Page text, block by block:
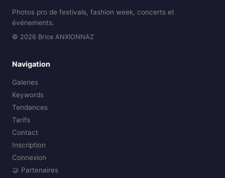
Photos pro de festivals, fashion week, concerts et
événements.
© 2026 Brice ANXIONNAZ
Navigation
Galeries
Keywords
Tendances
Tarifs
Contact
Inscription
Connexion
🤝 Partenaires